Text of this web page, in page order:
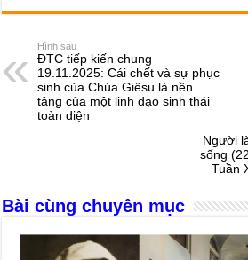
c
e
b
o
o
ss
n
g
er
at
A
p
e
d
s
Hình sau
ĐTC tiếp kiến chung
19.11.2025: Cái chết và sự phục
sinh của Chúa Giêsu là nền
tảng của một linh đạo sinh thái
toàn diện
Người
sống
Tuần
Bài cùng chuyên mục